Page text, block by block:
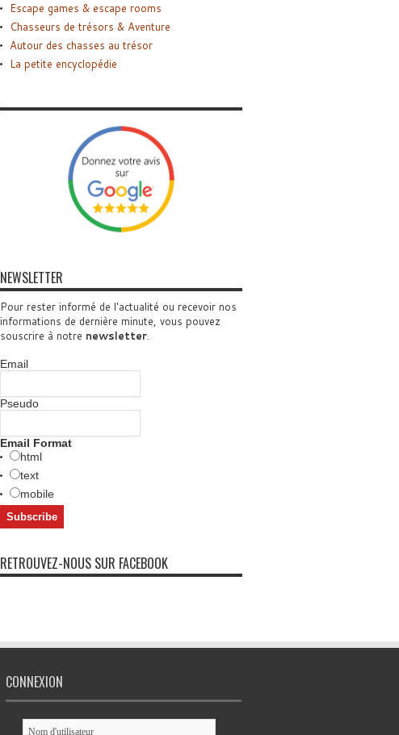
Escape games & escape rooms
Chasseurs de trésors & Aventure
Autour des chasses au trésor
La petite encyclopédie
NEWSLETTER
Pour rester informé de l'actualité ou recevoir nos
informations de dernière minute, vous pouvez
souscrire à notre newsletter.
Email
Pseudo
Email Format
html
text
mobile
RETROUVEZ-NOUS SUR FACEBOOK
CONNEXION